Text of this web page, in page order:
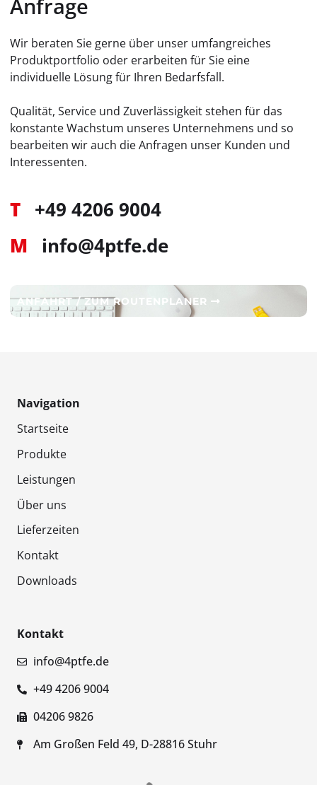
Anfrage
Wir beraten Sie gerne über unser umfangreiches
Produktportfolio oder erarbeiten für Sie eine
individuelle Lösung für Ihren Bedarfsfall.
Qualität, Service und Zuverlässigkeit stehen für das
konstante Wachstum unseres Unternehmens und so
bearbeiten wir auch die Anfragen unser Kunden und
Interessenten.
T +49 4206 9004
M
info@4ptfe.de
ANFAHRT / ZUM ROUTENPLANER
Navigation
Startseite
Produkte
Leistungen
Über uns
Lieferzeiten
Kontakt
Downloads
Kontakt
info@4ptfe.de
+49 4206 9004
04206 9826
Am Großen Feld 49, D-28816 Stuhr